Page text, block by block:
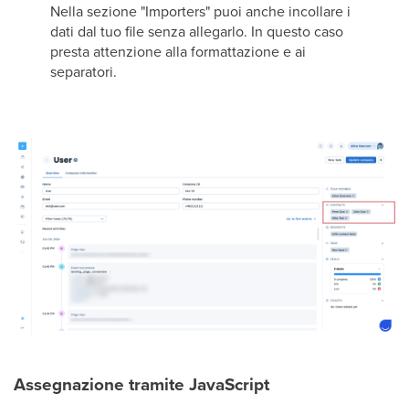
Nella sezione "Importers" puoi anche incollare i
dati dal tuo file senza allegarlo. In questo caso
presta attenzione alla formattazione e ai
separatori.
Assegnazione tramite JavaScript